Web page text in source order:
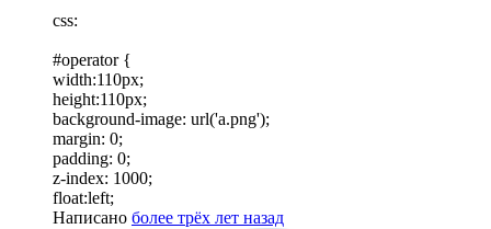
css:
#operator {
width:110px;
height:110px;
background-image: url('a.png');
margin: 0;
padding: 0;
z-index: 1000;
float:left;
Написано более трёх лет назад